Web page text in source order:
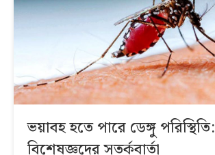
ভয়াবহ হতে পারে ডেঙ্গু পরিস্থিতি:
বিশেষজ্ঞদের সতর্কবার্তা